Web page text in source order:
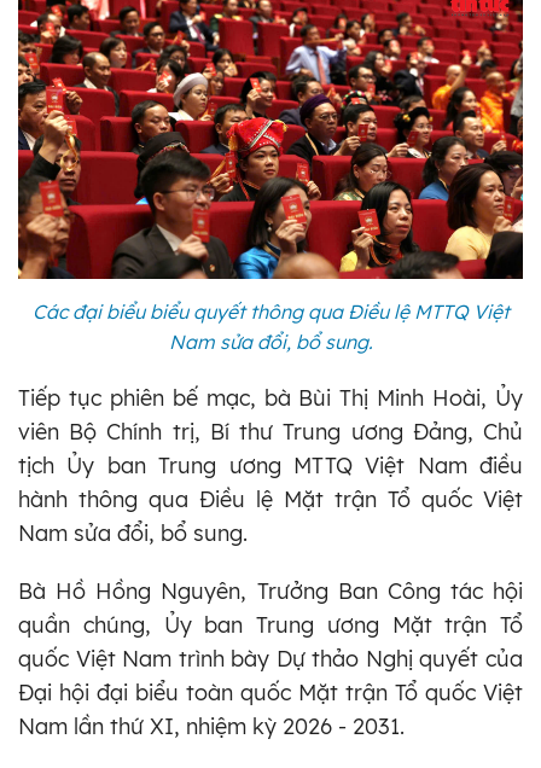
Các đại biểu biểu quyết thông qua Điều lệ MTTQ Việt
Nam sửa đổi, bổ sung.
Tiếp tục phiên bế mạc, bà Bùi Thị Minh Hoài, Ủy
viên Bộ Chính trị, Bí thư Trung ương Đảng, Chủ
tịch Ủy ban Trung ương MTTQ Việt Nam điều
hành thông qua Điều lệ Mặt trận Tổ quốc Việt
Nam sửa đổi, bổ sung.
Bà Hồ Hồng Nguyên, Trưởng Ban Công tác hội
quần chúng, Ủy ban Trung ương Mặt trận Tổ
quốc Việt Nam trình bày Dự thảo Nghị quyết của
Đại hội đại biểu toàn quốc Mặt trận Tổ quốc Việt
Nam lần thứ XI, nhiệm kỳ 2026 - 2031.